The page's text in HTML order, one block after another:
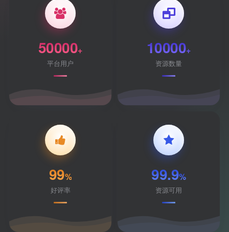
50000+
平台用户
10000+
资源数量
99%
好评率
99.9%
资源可用